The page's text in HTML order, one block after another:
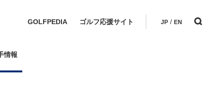
GOLFPEDIA ゴルフ応援サイト JP / EN
情報